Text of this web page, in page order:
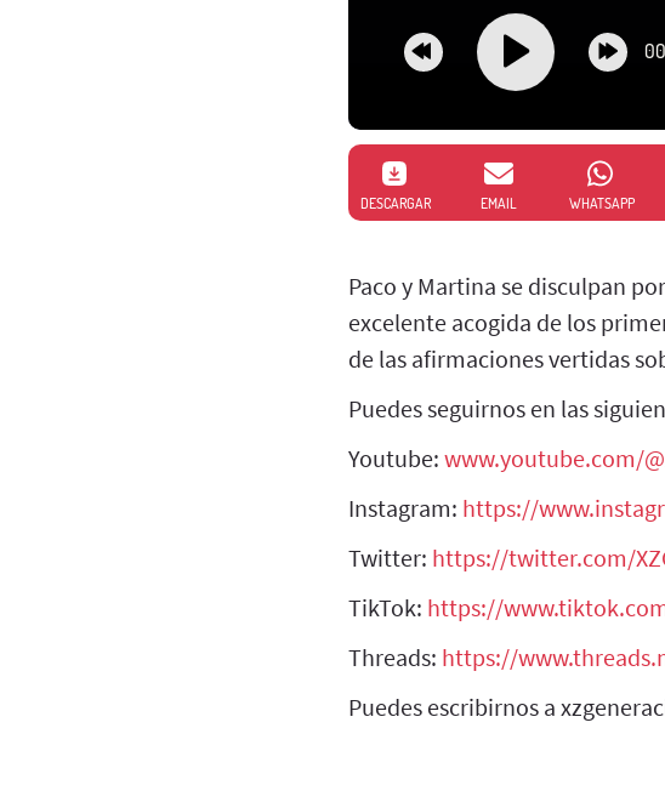
DESCARGAR EMAIL WHATSAPP
Paco y Martina se disculpan
excelente acogida de los
de las afirmaciones vertidas
Puedes seguirnos en las
Youtube: www.youtube.com/
Instagram: https://
Twitter: https://twitter.com/
TikTok: https://
Threads: https://
Puedes escribirnos a